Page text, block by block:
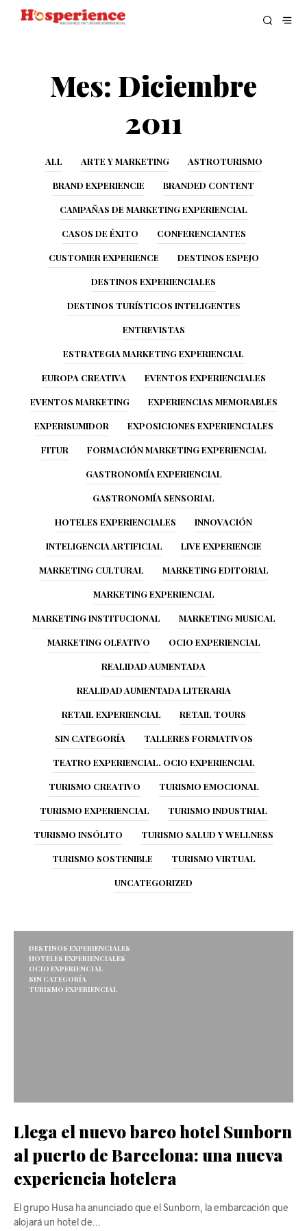
Mes: Diciembre
2011
ALL ARTE Y MARKETING ASTROTURISMO
BRAND EXPERIENCIE BRANDED CONTENT
CAMPAÑAS DE MARKETING EXPERIENCIAL
CASOS DE ÉXITO CONFERENCIANTES
CUSTOMER EXPERIENCE DESTINOS ESPEJO
DESTINOS EXPERIENCIALES
DESTINOS TURÍSTICOS INTELIGENTES
ENTREVISTAS
ESTRATEGIA MARKETING EXPERIENCIAL
EUROPA CREATIVA EVENTOS EXPERIENCIALES
EVENTOS MARKETING EXPERIENCIAS MEMORABLES
EXPERISUMIDOR EXPOSICIONES EXPERIENCIALES
FITUR FORMACIÓN MARKETING EXPERIENCIAL
GASTRONOMÍA EXPERIENCIAL
GASTRONOMÍA SENSORIAL
HOTELES EXPERIENCIALES INNOVACIÓN
INTELIGENCIA ARTIFICIAL LIVE EXPERIENCIE
MARKETING CULTURAL MARKETING EDITORIAL
MARKETING EXPERIENCIAL
MARKETING INSTITUCIONAL MARKETING MUSICAL
MARKETING OLFATIVO OCIO EXPERIENCIAL
REALIDAD AUMENTADA
REALIDAD AUMENTADA LITERARIA
RETAIL EXPERIENCIAL RETAIL TOURS
SIN CATEGORÍA TALLERES FORMATIVOS
TEATRO EXPERIENCIAL. OCIO EXPERIENCIAL
TURISMO CREATIVO TURISMO EMOCIONAL
TURISMO EXPERIENCIAL TURISMO INDUSTRIAL
TURISMO INSÓLITO TURISMO SALUD Y WELLNESS
TURISMO SOSTENIBLE TURISMO VIRTUAL
UNCATEGORIZED
DESTINOS EXPERIENCIALES
HOTELES EXPERIENCIALES
OCIO EXPERIENCIAL
SIN CATEGORÍA
TURISMO EXPERIENCIAL
Llega el nuevo barco hotel Sunborn
al puerto de Barcelona: una nueva
experiencia hotelera
El grupo Husa ha anunciado que el Sunborn, la embarcación que
alojará un hotel de…